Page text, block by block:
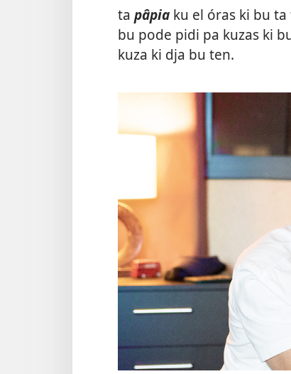
ta pâpia ku el óras ki bu
bu pode pidi pa kuzas ki
kuza ki dja bu ten.